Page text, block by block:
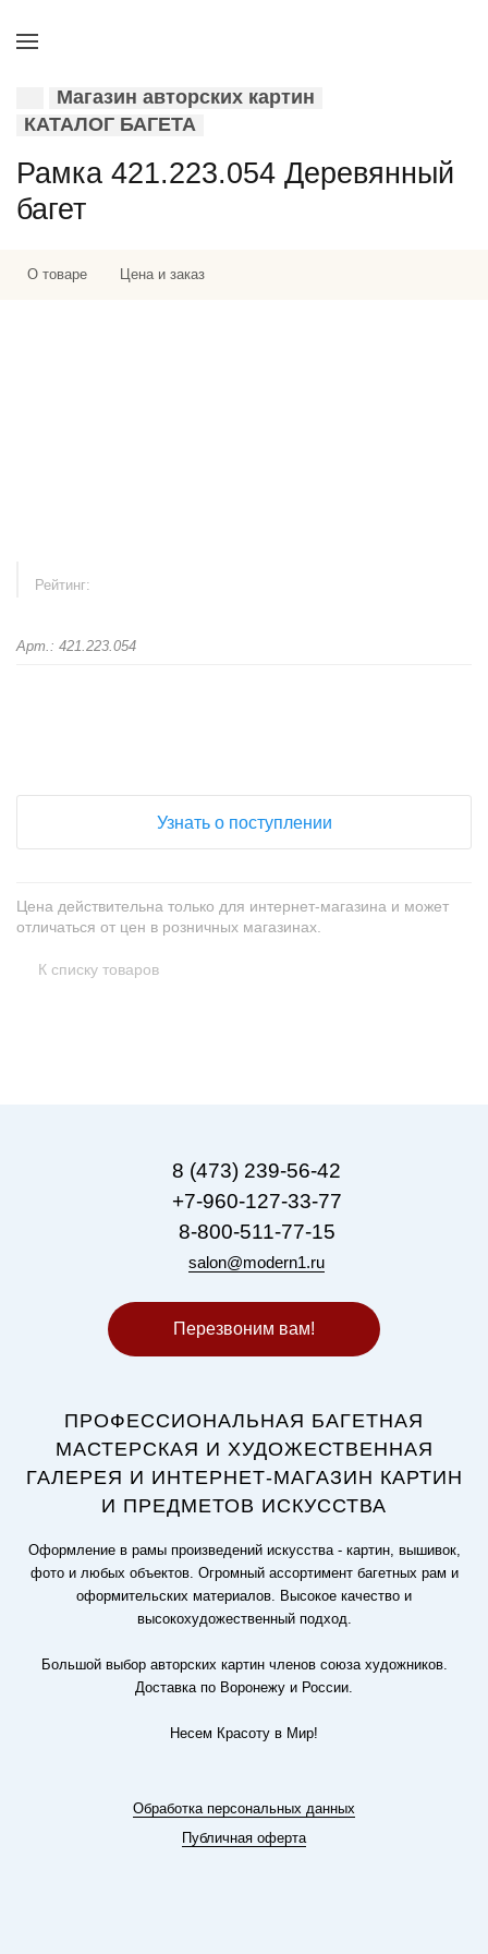
Магазин авторских картин
КАТАЛОГ БАГЕТА
Рамка 421.223.054 Деревянный
багет
О товаре Цена и заказ
Рейтинг:
Арт.: 421.223.054
Узнать о поступлении
Цена действительна только для интернет-магазина и может
отличаться от цен в розничных магазинах.
К списку товаров
8 (473) 239-56-42
+7-960-127-33-77
8-800-511-77-15
salon@modern1.ru
Перезвоним вам!
ПРОФЕССИОНАЛЬНАЯ БАГЕТНАЯ
МАСТЕРСКАЯ И ХУДОЖЕСТВЕННАЯ
ГАЛЕРЕЯ И ИНТЕРНЕТ-МАГАЗИН КАРТИН
И ПРЕДМЕТОВ ИСКУССТВА
Оформление в рамы произведений искусства - картин, вышивок,
фото и любых объектов. Огромный ассортимент багетных рам и
оформительских материалов. Высокое качество и
высокохудожественный подход.
Большой выбор авторских картин членов союза художников.
Доставка по Воронежу и России.
Несем Красоту в Мир!
Обработка персональных данных
Публичная оферта